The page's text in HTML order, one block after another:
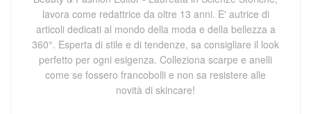
lavora come redattrice da oltre 13 anni. E' autrice di
articoli dedicati al mondo della moda e della bellezza a
360°. Esperta di stile e di tendenze, sa consigliare il look
perfetto per ogni esigenza. Colleziona scarpe e anelli
come se fossero francobolli e non sa resistere alle
novità di skincare!